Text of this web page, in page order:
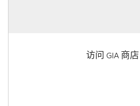
访问 GIA 商店